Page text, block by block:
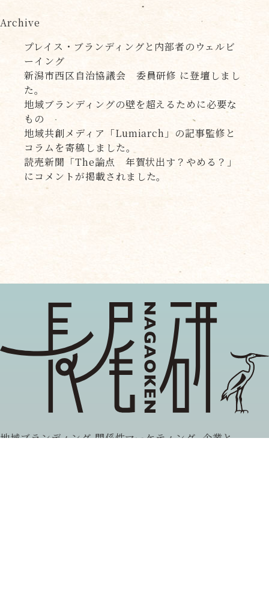
Archive
プレイス・ブランディングと内部者のウェルビ
ーイング
新潟市西区自治協議会 委員研修 に登壇しまし
た。
地域ブランディングの壁を超えるために必要な
もの
地域共創メディア「Lumiarch」の記事監修と
コラムを寄稿しました。
読売新聞「The論点 年賀状出す？やめる？」
にコメントが掲載されました。
地域ブランディング,関係性マーケティング, 企業と